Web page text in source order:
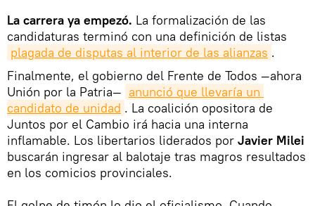
La carrera ya empezó. La formalización de las
candidaturas terminó con una definición de listas
plagada de disputas al interior de las alianzas .
Finalmente, el gobierno del Frente de Todos —ahora
Unión por la Patria— anunció que llevaría un
candidato de unidad . La coalición opositora de
Juntos por el Cambio irá hacia una interna
inflamable. Los libertarios liderados por Javier Milei
buscarán ingresar al balotaje tras magros resultados
en los comicios provinciales.